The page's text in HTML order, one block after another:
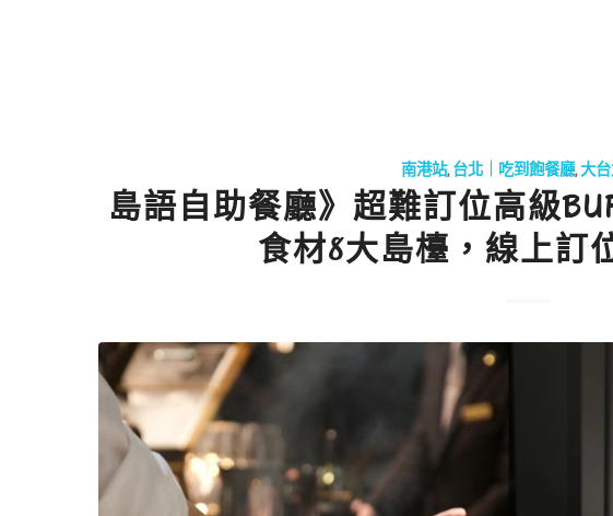
南港站,台北｜吃到飽餐廳,大
島語自助餐廳》超難訂位高級
食材8大島檯，線上訂